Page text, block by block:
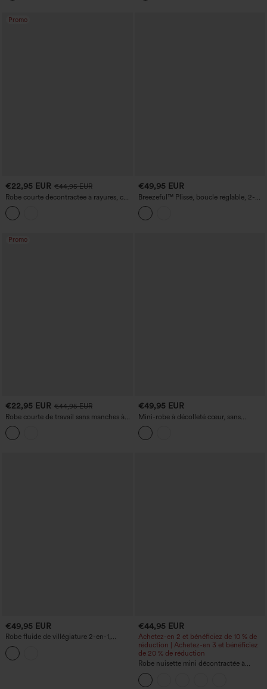
Promo
€22,95 EUR €44,95 EUR
Robe courte décontractée à rayures, col
polo et manches courtes
€49,95 EUR
Breezeful™ Plissé, boucle réglable, 2-
en-1 micro-mini, séchage rapide, robe-
slip décontractée avec poche - Easy
Peezy
Promo
€22,95 EUR €44,95 EUR
Robe courte de travail sans manches à
encolure bateau, boutonnée, avec
poches.
€49,95 EUR
Mini-robe à décolleté cœur, sans
manches, avec laçage et imprimé floral
€49,95 EUR
Robe fluide de villégiature 2-en-1,
encolure dégagée, sans manches, ourlet
asymétrique (plus court devant, plus
long derrière)
€44,95 EUR
Achetez-en 2 et bénéficiez de 10 % de
réduction | Achetez-en 3 et bénéficiez
de 20 % de réduction
Robe nuisette mini décontractée à
étages avec poches, dos nu à bretelles
croisées, superposition en mesh et